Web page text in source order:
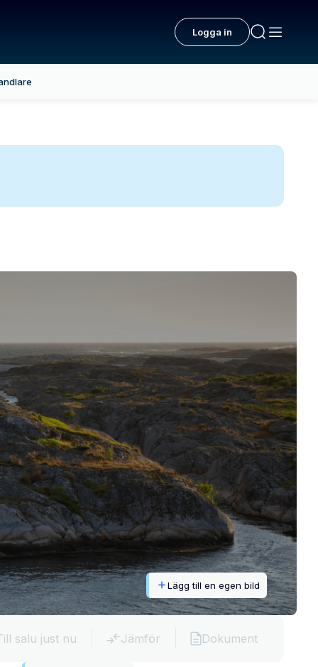
Logga in
Lägg till en egen bild
salu just nu Jämför Dokument